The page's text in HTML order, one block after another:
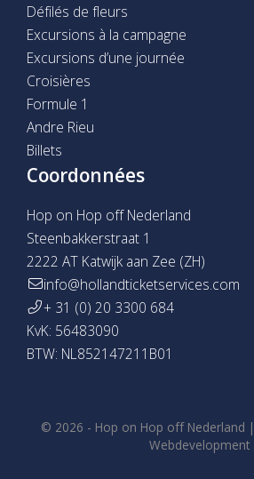
Défilés de fleurs
Excursions à la campagne
Excursions d’une journée
Croisières
Formule 1
Andre Rieu
Billets
Coordonnées
Hop on Hop off Nederland
Steenbakkerstraat 1
2222 AT Katwijk aan Zee (ZH)
info@hollandticketservices.com
+ 31 (0) 20 3300 684
KvK: 56483090
BTW: NL852147211B01
© 2026 - Hop on Hop off Nederland |
Webdevelopment